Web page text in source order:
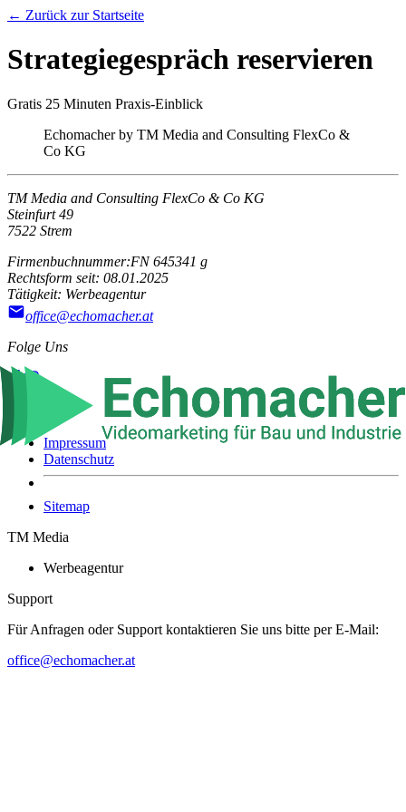
← Zurück zur Startseite
Strategiegespräch reservieren
Gratis 25 Minuten Praxis-Einblick
Echomacher by TM Media and Consulting FlexCo &
Co KG
TM Media and Consulting FlexCo & Co KG
Steinfurt 49
7522 Strem
Firmenbuchnummer:FN 645341 g
Rechtsform seit: 08.01.2025
Tätigkeit: Werbeagentur
office@echomacher.at
Folge Uns
Impressum
Datenschutz
Sitemap
TM Media
Werbeagentur
Support
Für Anfragen oder Support kontaktieren Sie uns bitte per E-Mail:
office@echomacher.at